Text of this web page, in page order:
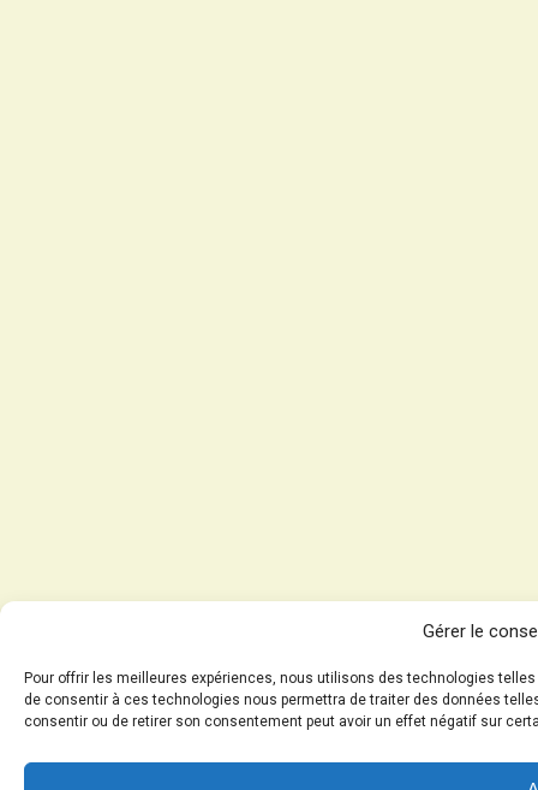
Gérer le
Pour offrir les meilleures expériences, nous utilisons des technologies
de consentir à ces technologies nous permettra de traiter des données
consentir ou de retirer son consentement peut avoir un effet négatif sur